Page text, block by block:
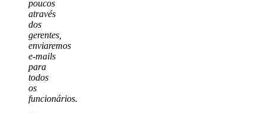
poucos
através
dos
gerentes,
enviaremos
e-mails
para
todos
os
funcionários.